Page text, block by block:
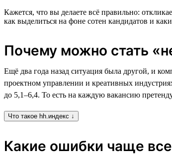
Кажется, что вы делаете всё правильно:
как выделиться на фоне сотен кандидатов и
Почему можно стать
Ещё два года назад ситуация была другой, и
проектном управлении и креативных
до 5,1–6,4. То есть на каждую вакансию
Что такое hh.индекс ↓
Какие ошибки чаще